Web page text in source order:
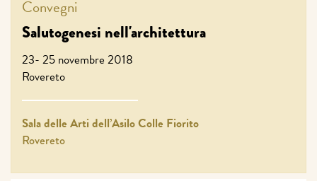
Convegni
Salutogenesi nell'architettura
23- 25 novembre 2018
Rovereto
Sala delle Arti dell’Asilo Colle Fiorito
Rovereto